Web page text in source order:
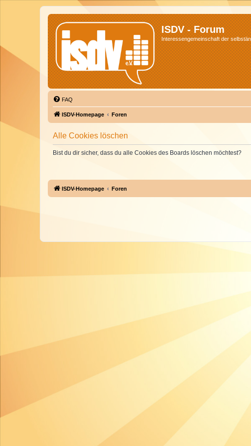
ISDV - Forum
Interessengemeinschaft der
FAQ
ISDV-Homepage Foren
Alle Cookies löschen
Bist du dir sicher, dass du alle Cookies des Boards löschen möchtest?
ISDV-Homepage Foren